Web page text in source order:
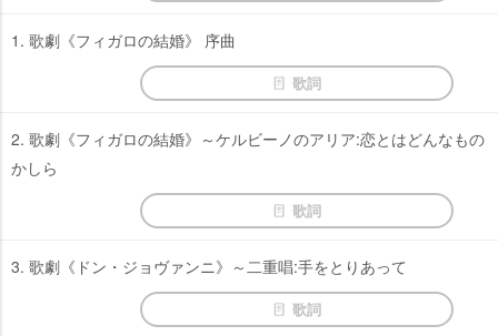
1. 歌劇《フィガロの結婚》 序曲
歌詞
2. 歌劇《フィガロの結婚》～ケルビーノのアリア:恋とはどんなもの
かしら
歌詞
3. 歌劇《ドン・ジョヴァンニ》～二重唱:手をとりあって
歌詞